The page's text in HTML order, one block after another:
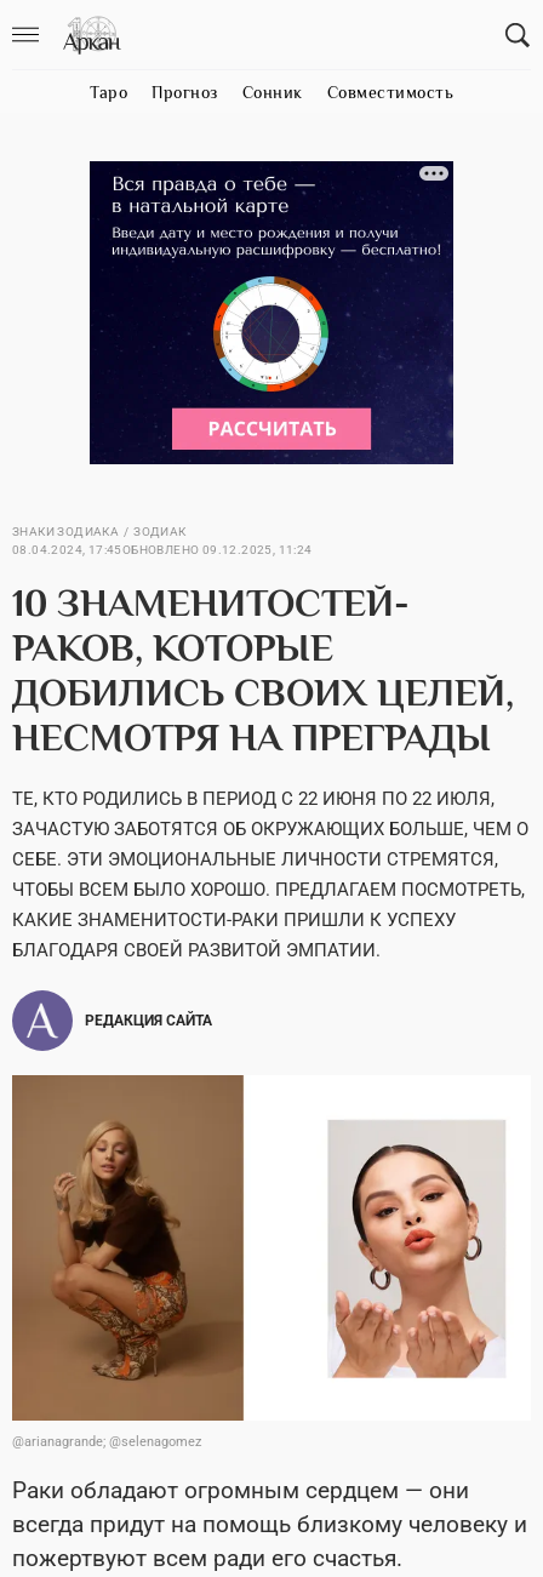
Таро Прогноз Сонник Совместимость
ЗНАКИ ЗОДИАКА
ЗОДИАК
08.04.2024, 17:45ОБНОВЛЕНО 09.12.2025, 11:24
10 ЗНАМЕНИТОСТЕЙ-
РАКОВ, КОТОРЫЕ
ДОБИЛИСЬ СВОИХ ЦЕЛЕЙ,
НЕСМОТРЯ НА ПРЕГРАДЫ
ТЕ, КТО РОДИЛИСЬ В ПЕРИОД С 22 ИЮНЯ ПО 22 ИЮЛЯ,
ЗАЧАСТУЮ ЗАБОТЯТСЯ ОБ ОКРУЖАЮЩИХ БОЛЬШЕ, ЧЕМ О
СЕБЕ. ЭТИ ЭМОЦИОНАЛЬНЫЕ ЛИЧНОСТИ СТРЕМЯТСЯ,
ЧТОБЫ ВСЕМ БЫЛО ХОРОШО. ПРЕДЛАГАЕМ ПОСМОТРЕТЬ,
КАКИЕ ЗНАМЕНИТОСТИ-РАКИ ПРИШЛИ К УСПЕХУ
БЛАГОДАРЯ СВОЕЙ РАЗВИТОЙ ЭМПАТИИ.
РЕДАКЦИЯ САЙТА
@arianagrande; @selenagomez
Раки обладают огромным сердцем — они
всегда придут на помощь близкому человеку и
пожертвуют всем ради его счастья.